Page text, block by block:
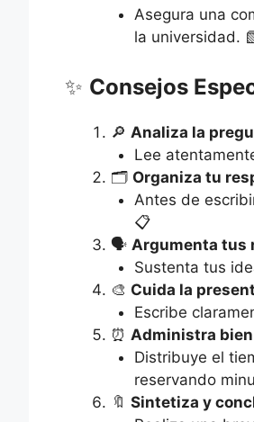
Asegura una
la universidad.
✨ Consejos
🔎 Analiza la
Lee
🗂️ Organiza tu
Antes de
📋
🗣️ Argumenta tus
Sustenta tus
🎨 Cuida la
Escribe
⏰ Administra
Distribuye el
reservando
🔖 Sintetiza y